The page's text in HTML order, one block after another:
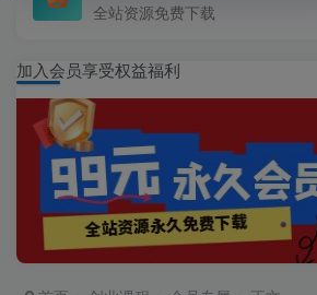
全站资源免费下载
加入会员享受权益福利